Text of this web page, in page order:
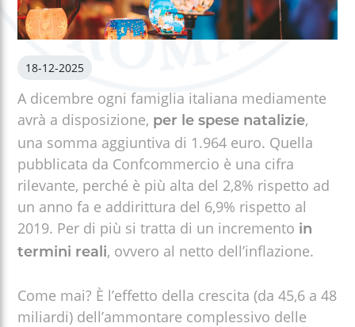
18-12-2025
A dicembre ogni famiglia italiana mediamente
avrà a disposizione, per le spese natalizie,
una somma aggiuntiva di 1.964 euro. Quella
pubblicata da Confcommercio è una cifra
rilevante, perché è più alta del 2,8% rispetto ad
un anno fa e addirittura del 6,9% rispetto al
2019. Per di più si tratta di un incremento in
termini reali, ovvero al netto dell’inflazione.
Come mai? È l’effetto della crescita (da 45,6 a 48
miliardi) dell’ammontare complessivo delle